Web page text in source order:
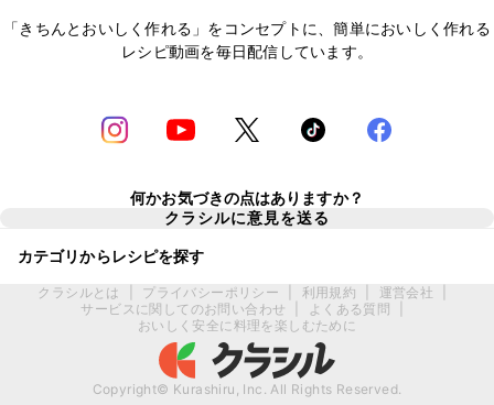
「きちんとおいしく作れる」をコンセプトに、簡単においしく作れる
レシピ動画を毎日配信しています。
何かお気づきの点はありますか？
クラシルに意見を送る
カテゴリからレシピを探す
クラシルとは プライバシーポリシー 利用規約 運営会社
サービスに関してのお問い合わせ
よくある質問
おいしく安全に料理を楽しむために
Copyright© Kurashiru, Inc. All Rights Reserved.